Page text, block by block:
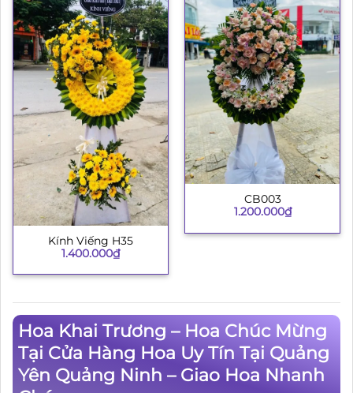
Kính Viếng H35
1.400.000₫
CB003
1.200.000₫
Hoa Khai Trương – Hoa Chúc Mừng
Tại Cửa Hàng Hoa Uy Tín Tại Quảng
Yên Quảng Ninh – Giao Hoa Nhanh